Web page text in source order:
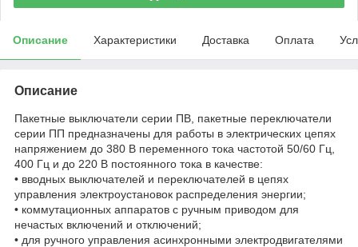
Описание Характеристики Доставка Оплата
Описание
Пакетные выключатели серии ПВ, пакетные переключатели
серии ПП предназначены для работы в электрических цепях
напряжением до 380 В переменного тока частотой 50/60 Гц,
400 Гц и до 220 В постоянного тока в качестве:
• вводных выключателей и переключателей в цепях
управления электроустановок распределения энергии;
• коммутационных аппаратов с ручным приводом для
нечастых включений и отключений;
• для ручного управления асинхронными электродвигателями